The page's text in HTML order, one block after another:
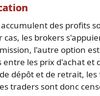
des profits
cas, les brokers
l'autre option
les prix d'achat
dépôt et de retrait,
traders sont donc